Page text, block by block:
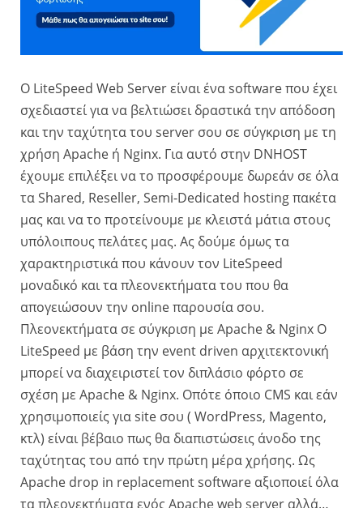
O LiteSpeed Web Server είναι ένα software που έχει
σχεδιαστεί για να βελτιώσει δραστικά την απόδοση
και την ταχύτητα του server σου σε σύγκριση με τη
χρήση Apache ή Νginx. Για αυτό στην DNHOST
έχουμε επιλέξει να το προσφέρουμε δωρεάν σε όλα
τα Shared, Reseller, Semi-Dedicated hosting πακέτα
μας και να το προτείνουμε με κλειστά μάτια στους
υπόλοιπους πελάτες μας. Ας δούμε όμως τα
χαρακτηριστικά που κάνουν τον LiteSpeed
μοναδικό και τα πλεονεκτήματα του που θα
απογειώσουν την online παρουσία σου.
Πλεονεκτήματα σε σύγκριση με Apache & Nginx O
LiteSpeed με βάση την event driven αρχιτεκτονική
μπορεί να διαχειριστεί τον διπλάσιο φόρτο σε
σχέση με Apache & Nginx. Οπότε όποιο CMS και εάν
χρησιμοποιείς για site σου ( WordPress, Magento,
κτλ) είναι βέβαιο πως θα διαπιστώσεις άνοδο της
ταχύτητας του από την πρώτη μέρα χρήσης. Ως
Apache drop in replacement software αξιοποιεί όλα
τα πλεονεκτήματα ενός Apache web server αλλά…